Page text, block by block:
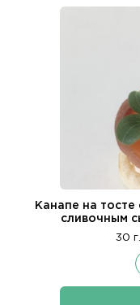
Канапе на
сливочным
30 г.